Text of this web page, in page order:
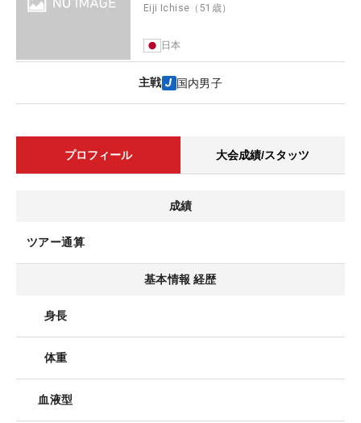
Eiji Ichise （51歳）
日本
主戦 国内男子
プロフィール 大会成績/スタッツ
成績
ツアー通算
基本情報 経歴
身長
体重
血液型